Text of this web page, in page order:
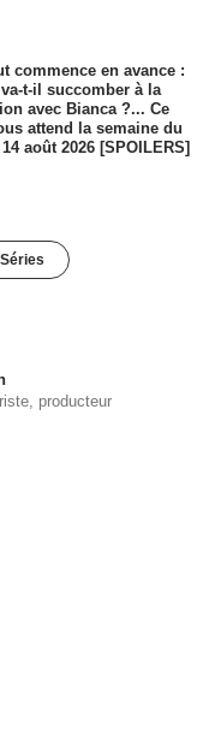
commence en avance :
t-il succomber à la
avec Bianca ?... Ce
attend la semaine du
août 2026 [SPOILERS]
producteur